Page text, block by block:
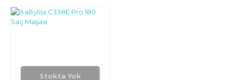
Stokta Yok